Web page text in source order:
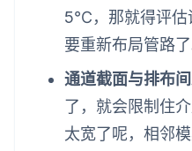
5℃，那就得评估
要重新布局管路了
通道截面与排布
了，就会限制住
太宽了呢，相邻